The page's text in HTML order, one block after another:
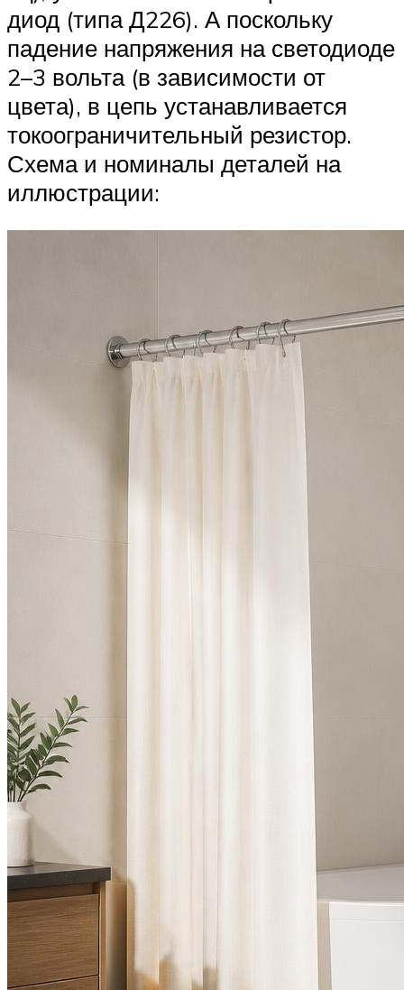
диод (типа Д226). А поскольку
падение напряжения на светодиоде
2–3 вольта (в зависимости от
цвета), в цепь устанавливается
токоограничительный резистор.
Схема и номиналы деталей на
иллюстрации: